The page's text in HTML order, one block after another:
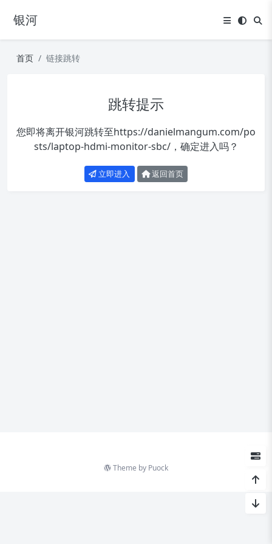
银河
首页 链接跳转
跳转提示
您即将离开银河跳转至https://danielmangum.com/po
sts/laptop-hdmi-monitor-sbc/，确定进入吗？
立即进入 返回首页
Theme by Puock